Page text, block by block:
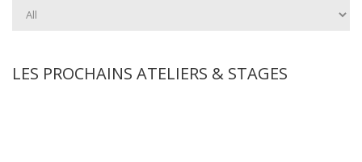
LES PROCHAINS ATELIERS & STAGES